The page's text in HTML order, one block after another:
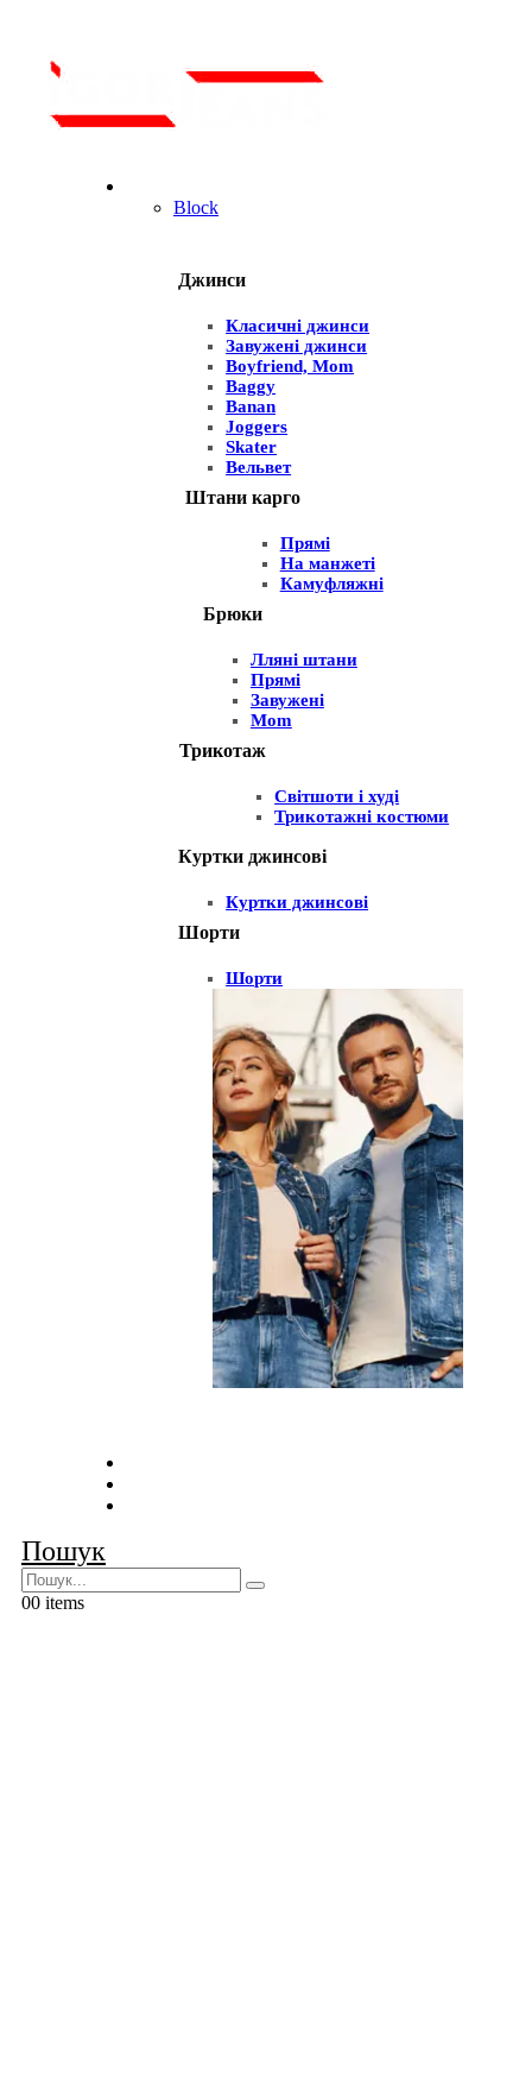
Block
Джинси
Класичні джинси
Завужені джинси
Boyfriend, Mom
Baggy
Banan
Joggers
Skater
Вельвет
Штани карго
Прямі
На манжеті
Камуфляжні
Брюки
Лляні штани
Прямі
Завужені
Mom
Трикотаж
Світшоти і худі
Трикотажні костюми
Куртки джинсові
Куртки джинсові
Шорти
Шорти
Пошук
00 items